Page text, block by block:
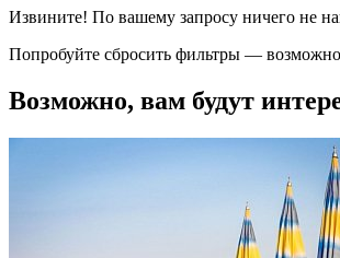
Извините! По вашему запросу ничего не
Попробуйте сбросить фильтры —
Возможно, вам будут